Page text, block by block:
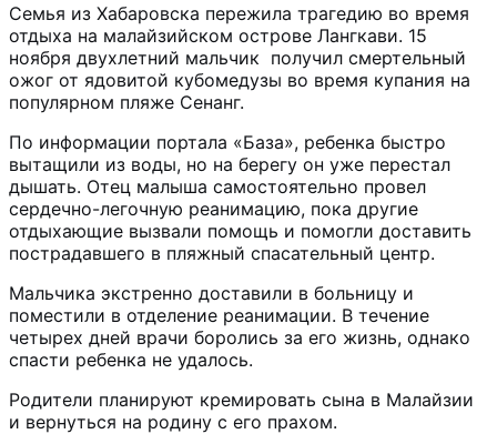
Семья из Хабаровска пережила трагедию во время
отдыха на малайзийском острове Лангкави. 15
ноября двухлетний мальчик получил смертельный
ожог от ядовитой кубомедузы во время купания на
популярном пляже Сенанг.
По информации портала «База», ребенка быстро
вытащили из воды, но на берегу он уже перестал
дышать. Отец малыша самостоятельно провел
сердечно-легочную реанимацию, пока другие
отдыхающие вызвали помощь и помогли доставить
пострадавшего в пляжный спасательный центр.
Мальчика экстренно доставили в больницу и
поместили в отделение реанимации. В течение
четырех дней врачи боролись за его жизнь, однако
спасти ребенка не удалось.
Родители планируют кремировать сына в Малайзии
и вернуться на родину с его прахом.